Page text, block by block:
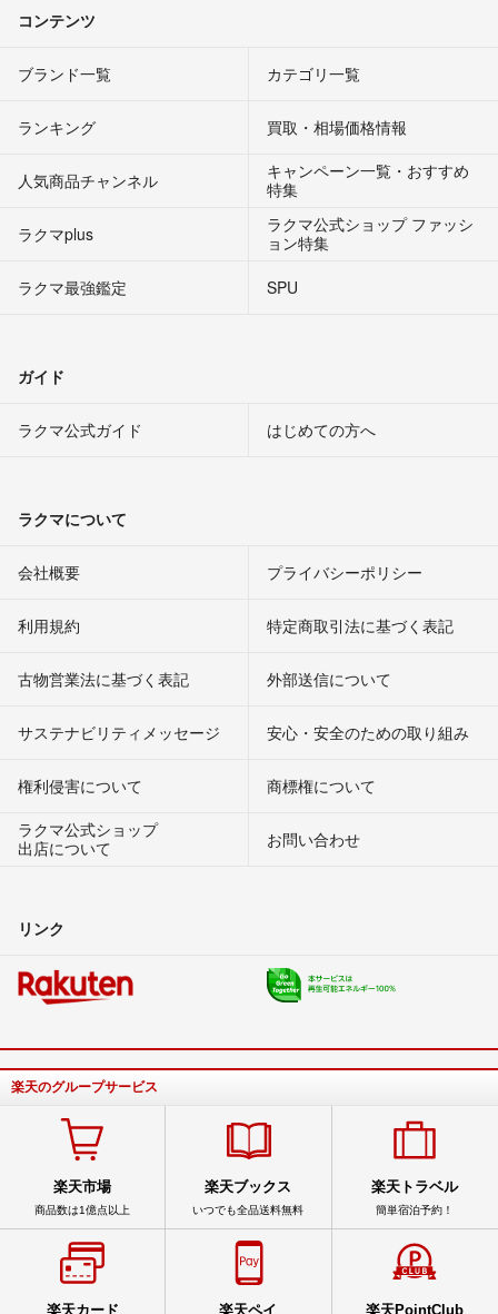
コンテンツ
ブランド一覧 カテゴリ一覧
ランキング 買取・相場価格情報
人気商品チャンネル
キャンペーン一覧・おすすめ
特集
ラクマplus
ラクマ公式ショップ ファッシ
ョン特集
ラクマ最強鑑定
SPU
ガイド
ラクマ公式ガイド はじめての方へ
ラクマについて
会社概要 プライバシーポリシー
利用規約 特定商取引法に基づく表記
古物営業法に基づく表記 外部送信について
サステナビリティメッセージ 安心・安全のための取り組み
権利侵害について
商標権について
ラクマ公式ショップ
出店について
お問い合わせ
リンク
楽天のグループサービス
楽天市場
商品数は1億点以上
楽天ブックス
いつでも全品送料無料
楽天トラベル
簡単宿泊予約！
楽天カード 楽天ペイ 楽天PointClub